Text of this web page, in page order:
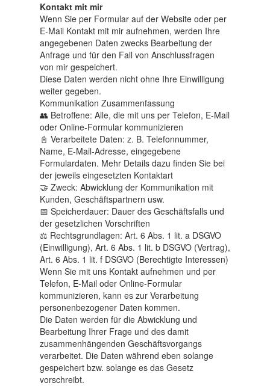
Kontakt mit mir
Wenn Sie per Formular auf der Website oder per
E-Mail Kontakt mit mir aufnehmen, werden Ihre
angegebenen Daten zwecks Bearbeitung der
Anfrage und für den Fall von Anschlussfragen
von mir gespeichert.
Diese Daten werden nicht ohne Ihre Einwilligung
weiter gegeben.
Kommunikation Zusammenfassung
👥 Betroffene: Alle, die mit uns per Telefon, E-Mail
oder Online-Formular kommunizieren
📓 Verarbeitete Daten: z. B. Telefonnummer,
Name, E-Mail-Adresse, eingegebene
Formulardaten. Mehr Details dazu finden Sie bei
der jeweils eingesetzten Kontaktart
🤝 Zweck: Abwicklung der Kommunikation mit
Kunden, Geschäftspartnern usw.
📅 Speicherdauer: Dauer des Geschäftsfalls und
der gesetzlichen Vorschriften
⚖️ Rechtsgrundlagen: Art. 6 Abs. 1 lit. a DSGVO
(Einwilligung), Art. 6 Abs. 1 lit. b DSGVO (Vertrag),
Art. 6 Abs. 1 lit. f DSGVO (Berechtigte Interessen)
Wenn Sie mit uns Kontakt aufnehmen und per
Telefon, E-Mail oder Online-Formular
kommunizieren, kann es zur Verarbeitung
personenbezogener Daten kommen.
Die Daten werden für die Abwicklung und
Bearbeitung Ihrer Frage und des damit
zusammenhängenden Geschäftsvorgangs
verarbeitet. Die Daten während eben solange
gespeichert bzw. solange es das Gesetz
vorschreibt.